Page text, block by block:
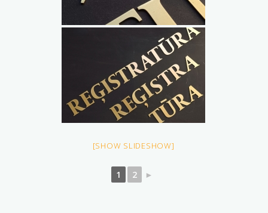
[SHOW SLIDESHOW]
1 2 ►